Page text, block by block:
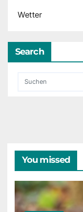
Wetter
Search
You missed